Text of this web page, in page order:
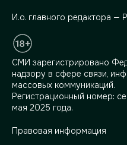
И.о. главного редактора —
СМИ зарегистрировано
надзору в сфере связи,
массовых коммуникаций.
Регистрационный номер:
мая 2025 года.
Правовая информация